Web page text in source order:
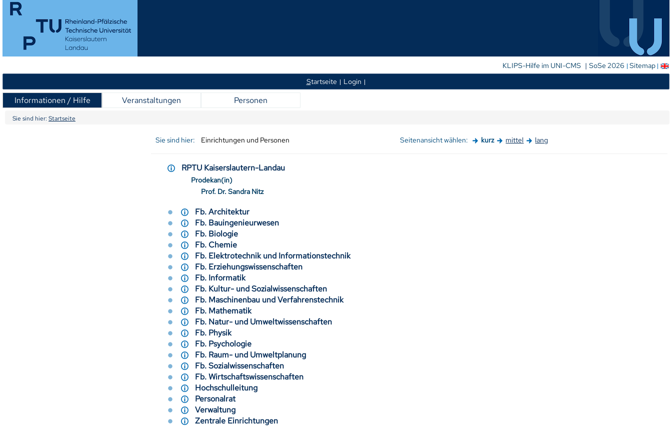
KLIPS-Hilfe im UNI-CMS | SoSe 2026 Sitemap
Startseite Login
Informationen / Hilfe Veranstaltungen Personen
Sie sind hier: Startseite
Sie sind hier: Einrichtungen und Personen Seitenansicht wählen: kurz mittel lang
RPTU Kaiserslautern-Landau
Prodekan(in)
Prof. Dr. Sandra Nitz
Fb. Architektur
Fb. Bauingenieurwesen
Fb. Biologie
Fb. Chemie
Fb. Elektrotechnik und Informationstechnik
Fb. Erziehungswissenschaften
Fb. Informatik
Fb. Kultur- und Sozialwissenschaften
Fb. Maschinenbau und Verfahrenstechnik
Fb. Mathematik
Fb. Natur- und Umweltwissenschaften
Fb. Physik
Fb. Psychologie
Fb. Raum- und Umweltplanung
Fb. Sozialwissenschaften
Fb. Wirtschaftswissenschaften
Hochschulleitung
Personalrat
Verwaltung
Zentrale Einrichtungen